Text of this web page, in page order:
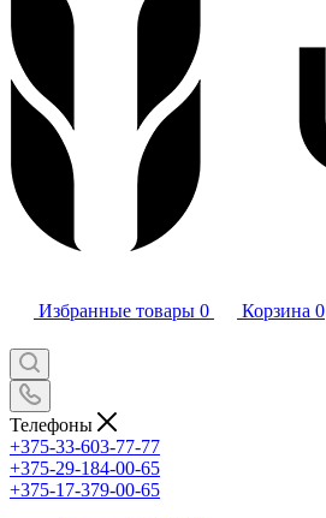
Избранные товары 0 Корзина 0
Телефоны
+375-33-603-77-77
+375-29-184-00-65
+375-17-379-00-65